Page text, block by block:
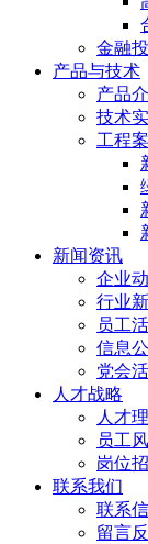
金融
产品与技术
产品
技术
工程
新闻资讯
企业
行业
员工
信息
党会
人才战略
人才
员工
岗位
联系我们
联系
留言